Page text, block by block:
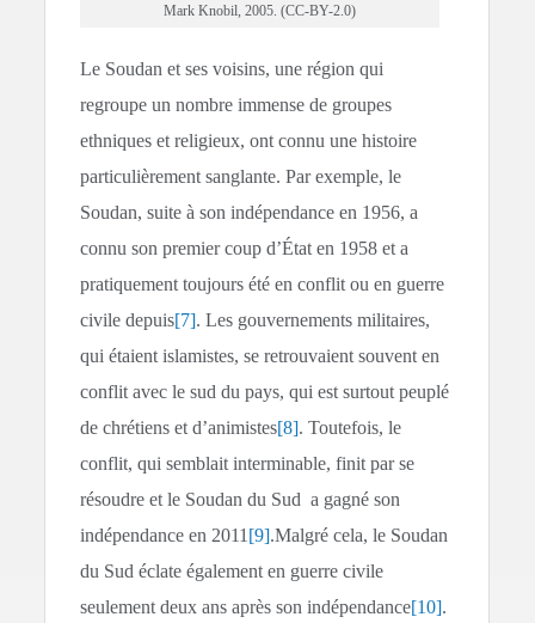
Mark Knobil, 2005. (CC-BY-2.0)
Le Soudan et ses voisins, une région qui
regroupe un nombre immense de groupes
ethniques et religieux, ont connu une histoire
particulièrement sanglante. Par exemple, le
Soudan, suite à son indépendance en 1956, a
connu son premier coup d’État en 1958 et a
pratiquement toujours été en conflit ou en guerre
civile depuis[7]. Les gouvernements militaires,
qui étaient islamistes, se retrouvaient souvent en
conflit avec le sud du pays, qui est surtout peuplé
de chrétiens et d’animistes[8]. Toutefois, le
conflit, qui semblait interminable, finit par se
résoudre et le Soudan du Sud a gagné son
indépendance en 2011 [9].Malgré cela, le Soudan
du Sud éclate également en guerre civile
seulement deux ans après son indépendance[10].